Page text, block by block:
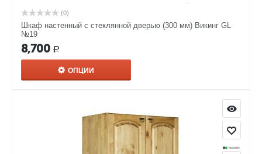
(0)
Шкаф настенный с стеклянной дверью (300 мм) Викинг GL
№19
8,700 Р
ОПЦИИ